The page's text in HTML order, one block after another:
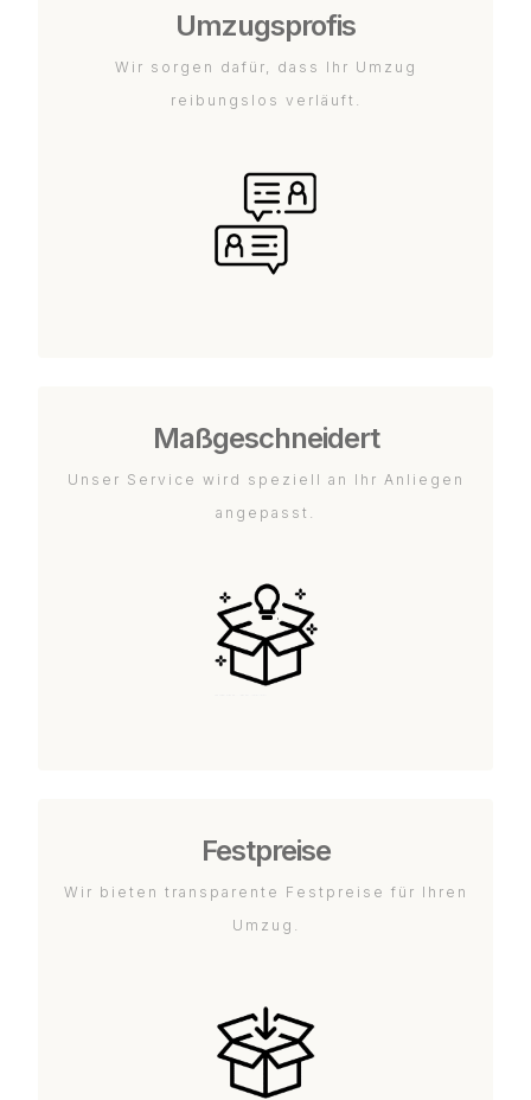
Umzugsprofis
Wir sorgen dafür, dass Ihr Umzug
reibungslos verläuft.
Maßgeschneidert
Unser Service wird speziell an Ihr Anliegen
angepasst.
Festpreise
Wir bieten transparente Festpreise für Ihren
Umzug.